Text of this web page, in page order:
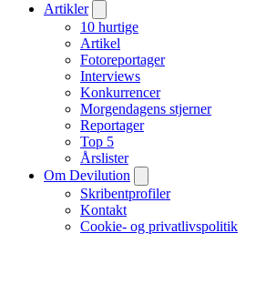
Artikler
10 hurtige
Artikel
Fotoreportager
Interviews
Konkurrencer
Morgendagens stjerner
Reportager
Top 5
Årslister
Om Devilution
Skribentprofiler
Kontakt
Cookie- og privatlivspolitik